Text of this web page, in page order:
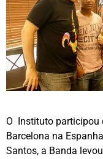
O Instituto participou
Barcelona na
Santos, a Banda